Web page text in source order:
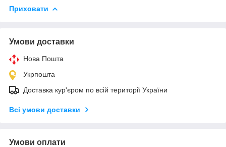
Приховати
Умови доставки
Нова Пошта
Укрпошта
Доставка кур'єром по всій території України
Всі умови доставки
Умови оплати